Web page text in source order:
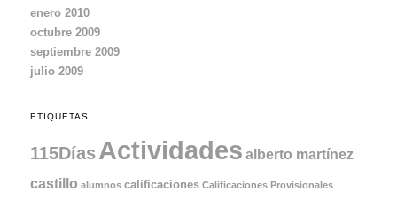
enero 2010
octubre 2009
septiembre 2009
julio 2009
ETIQUETAS
115DíasActividades alberto martínez
castillo alumnos calificaciones Calificaciones Provisionales